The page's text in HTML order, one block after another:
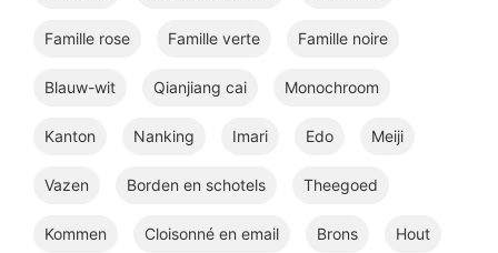
Famille rose Famille verte Famille noire
Blauw-wit Qianjiang cai Monochroom
Kanton Nanking Imari Edo Meiji
Vazen Borden en schotels Theegoed
Kommen Cloisonné en email Brons Hout